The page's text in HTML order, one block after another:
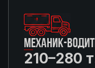
МЕХАНИК-
210–280